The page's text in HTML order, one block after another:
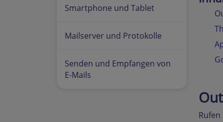
Smartphone und Tablet
Mailserver und Protokolle
Senden und Empfangen von
E-Mails